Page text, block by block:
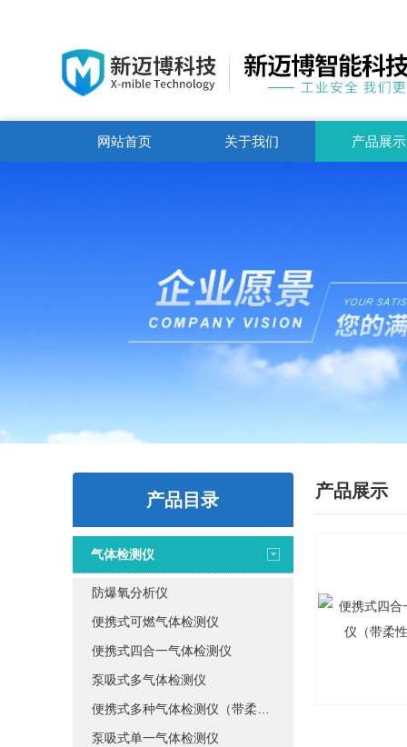
网站首页 关于我们 产品展示
产品目录
气体检测仪
防爆氧分析仪
便携式可燃气体检测仪
便携式四合一气体检测仪
泵吸式多气体检测仪
泵吸式单一气体检测仪
产品展示